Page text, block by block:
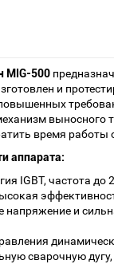
MIG-500
и
выносного
время работы
аппарата:
IGBT, частота
напряжение и
сварочную